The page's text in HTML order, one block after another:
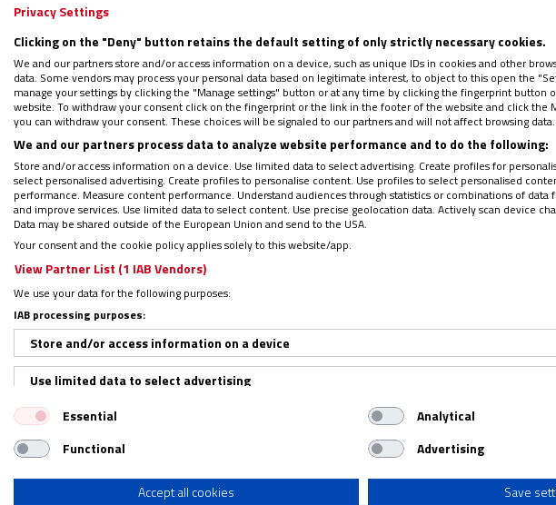
Argüello recordó que la Iglesia ha mantenido históricamente
diócesis de Canarias, que, según él,“hacen un esfuerzo
sentido, expuso tres principios fundamentales para abordar la
contra las mafias que trafican con personas y el
Tres principios fundamentales
El primer principio, el derecho a no emigrar, implica analizar
promover un compromiso de la Unión Europea para mejorar
lugar, subrayó la necesidad de combatir las mafias que
lucran del sufrimiento humano”.
Finalmente, una vez que los
importancia de reconocer su dignidad y garantizar su
Durante la firma del protocolo de adhesión de la archidiócesis
tiene como objetivo incrementar el parque público de alquiler
el medio rural, a través de la recuperación de inmuebles en
Argüello destacó que la Iglesia, a través de diversas
acogida y colaboración con migrantes.
Privacy Settings
Clicking on the "Deny" button retains the default setting of only strictly necessary cookies.
We and our partners store and/or access information on a device, such as unique IDs in cookies and other
data. Some vendors may process your personal data based on legitimate interest, to object to this open the
manage your settings by clicking the "Manage settings" button or at any time by clicking the fingerprint
website. To withdraw your consent click on the fingerprint or the link in the footer of the website and click the
you can withdraw your consent. These choices will be signaled to our partners and will not affect browsing data.
We and our partners process data to analyze website performance and to do the following:
Store and/or access information on a device. Use limited data to select advertising. Create profiles for
select personalised advertising. Create profiles to personalise content. Use profiles to select personalised
performance. Measure content performance. Understand audiences through statistics or combinations of
and improve services. Use limited data to select content. Use precise geolocation data. Actively scan device
Data may be shared outside of the European Union and send to the USA.
Your consent and the cookie policy applies solely to this website/app.
View Partner List (1 IAB Vendors)
We use your data for the following purposes:
IAB processing purposes:
Store and/or access information on a device
Use limited data to select advertising
Create profiles for personalised advertising
Use profiles to select personalised advertising
Create profiles to personalise content
Essential
Analytical
Functional
Advertising
Accept all cookies
Save